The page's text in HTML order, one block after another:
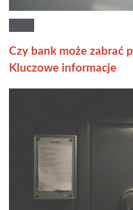
Czy bank może zabrać
Kluczowe informacje